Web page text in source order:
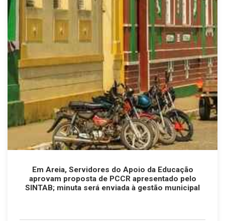
Em Areia, Servidores do Apoio da Educação
aprovam proposta de PCCR apresentado pelo
SINTAB; minuta será enviada à gestão municipal